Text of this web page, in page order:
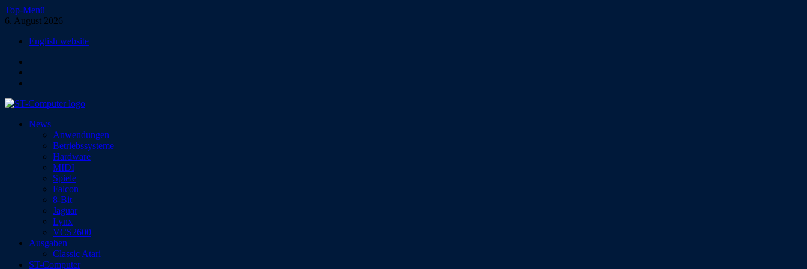
Zum
Inhalt
Top-Menü
6. August 2026
English website
ST-Computer
Das Magazin für Atari-Computer und -Konsolen
News
Anwendungen
Betriebssysteme
Hardware
MIDI
Spiele
Falcon
8-Bit
Jaguar
Lynx
VCS2600
Ausgaben
Classic Atari
ST-Computer